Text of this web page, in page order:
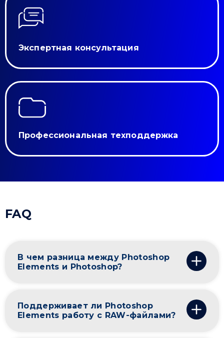
Экспертная консультация
Профессиональная техподдержка
FAQ
В чем разница между Photoshop
Elements и Photoshop?
Поддерживает ли Photoshop
Elements работу с RAW-файлами?